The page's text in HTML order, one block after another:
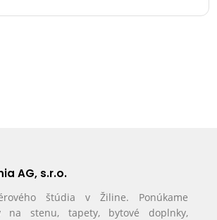
AG, s.r.o.
štúdia v Žiline. Ponúkame
na stenu, tapety, bytové doplnky,